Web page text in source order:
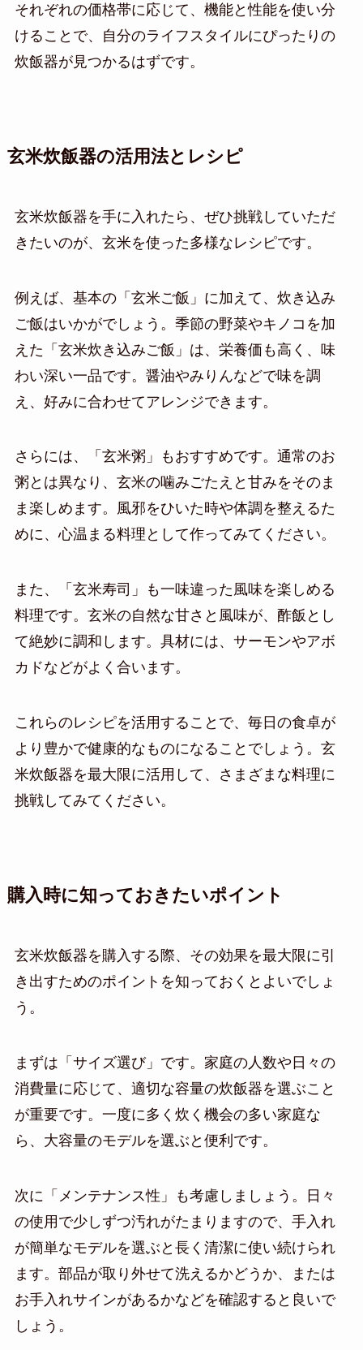
それぞれの価格帯に応じて、機能と性能を使い分
けることで、自分のライフスタイルにぴったりの
炊飯器が見つかるはずです。
玄米炊飯器の活用法とレシピ
玄米炊飯器を手に入れたら、ぜひ挑戦していただ
きたいのが、玄米を使った多様なレシピです。
例えば、基本の「玄米ご飯」に加えて、炊き込み
ご飯はいかがでしょう。季節の野菜やキノコを加
えた「玄米炊き込みご飯」は、栄養価も高く、味
わい深い一品です。醤油やみりんなどで味を調
え、好みに合わせてアレンジできます。
さらには、「玄米粥」もおすすめです。通常のお
粥とは異なり、玄米の噛みごたえと甘みをそのま
ま楽しめます。風邪をひいた時や体調を整えるた
めに、心温まる料理として作ってみてください。
また、「玄米寿司」も一味違った風味を楽しめる
料理です。玄米の自然な甘さと風味が、酢飯とし
て絶妙に調和します。具材には、サーモンやアボ
カドなどがよく合います。
これらのレシピを活用することで、毎日の食卓が
より豊かで健康的なものになることでしょう。玄
米炊飯器を最大限に活用して、さまざまな料理に
挑戦してみてください。
購入時に知っておきたいポイント
玄米炊飯器を購入する際、その効果を最大限に引
き出すためのポイントを知っておくとよいでしょ
う。
まずは「サイズ選び」です。家庭の人数や日々の
消費量に応じて、適切な容量の炊飯器を選ぶこと
が重要です。一度に多く炊く機会の多い家庭な
ら、大容量のモデルを選ぶと便利です。
次に「メンテナンス性」も考慮しましょう。日々
の使用で少しずつ汚れがたまりますので、手入れ
が簡単なモデルを選ぶと長く清潔に使い続けられ
ます。部品が取り外せて洗えるかどうか、または
お手入れサインがあるかなどを確認すると良いで
しょう。